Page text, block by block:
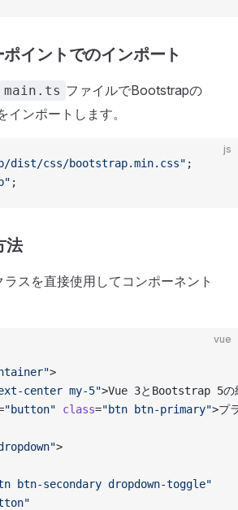
イントでのインポート
main.ts ファイルでBootstrapの
ンポートします。
js
dist/css/bootstrap.min.css" ;
;
法
スを直接使用してコンポーネント
vue
>
center my-5">Vue 3とBootstrap 5の
"button" class="btn btn-primary">プ
>
btn-secondary dropdown-toggle"